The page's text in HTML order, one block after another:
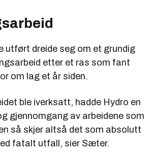
utført dreide seg om et grundig
etter et ras som fant
om lag et år siden.
ble iverksatt, hadde Hydro en
gjennomgang av arbeidene som
så skjer altså det som absolutt
fatalt utfall, sier Sæter.